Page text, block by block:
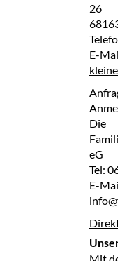
26
E-
Die
eG
Tel:
E-